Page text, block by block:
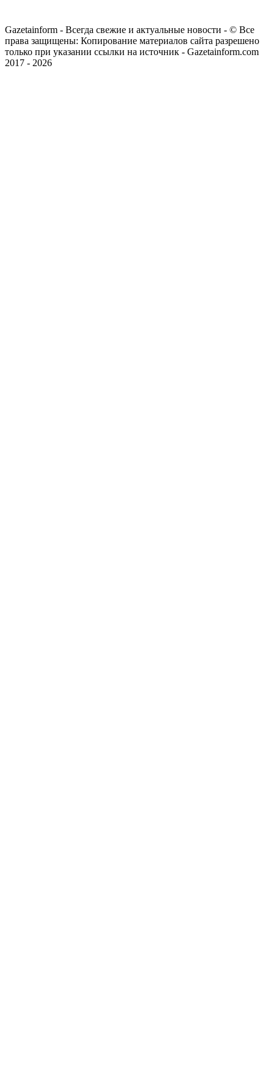
Gazetainform - Всегда свежие и актуальные новости - © Все
права защищены: Копирование материалов сайта разрешено
только при указании ссылки на источник - Gazetainform.com
2017 - 2026